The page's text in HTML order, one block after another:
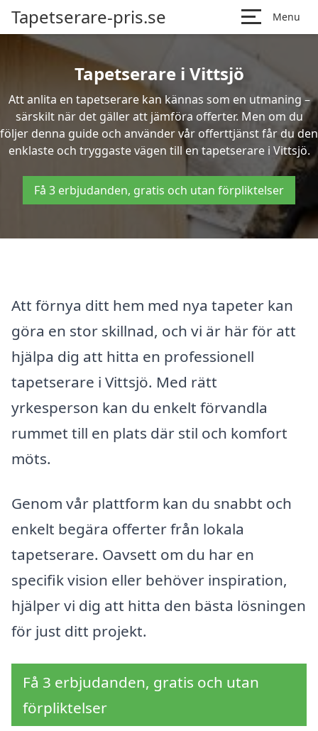
Tapetserare-pris.se Menu
Tapetserare i Vittsjö
Att anlita en tapetserare kan kännas som en utmaning –
särskilt när det gäller att jämföra offerter. Men om du
följer denna guide och använder vår offerttjänst får du den
enklaste och tryggaste vägen till en tapetserare i Vittsjö.
Få 3 erbjudanden, gratis och utan förpliktelser
Att förnya ditt hem med nya tapeter kan
göra en stor skillnad, och vi är här för att
hjälpa dig att hitta en professionell
tapetserare i Vittsjö. Med rätt
yrkesperson kan du enkelt förvandla
rummet till en plats där stil och komfort
möts.
Genom vår plattform kan du snabbt och
enkelt begära offerter från lokala
tapetserare. Oavsett om du har en
specifik vision eller behöver inspiration,
hjälper vi dig att hitta den bästa lösningen
för just ditt projekt.
Få 3 erbjudanden, gratis och utan
förpliktelser